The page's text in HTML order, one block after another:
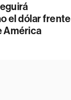
el dólar frente
América